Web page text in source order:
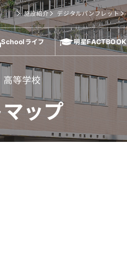
施設紹介 デジタルパンフレット
Schoolライフ 明星FACTBOOK
高等学校
ップ